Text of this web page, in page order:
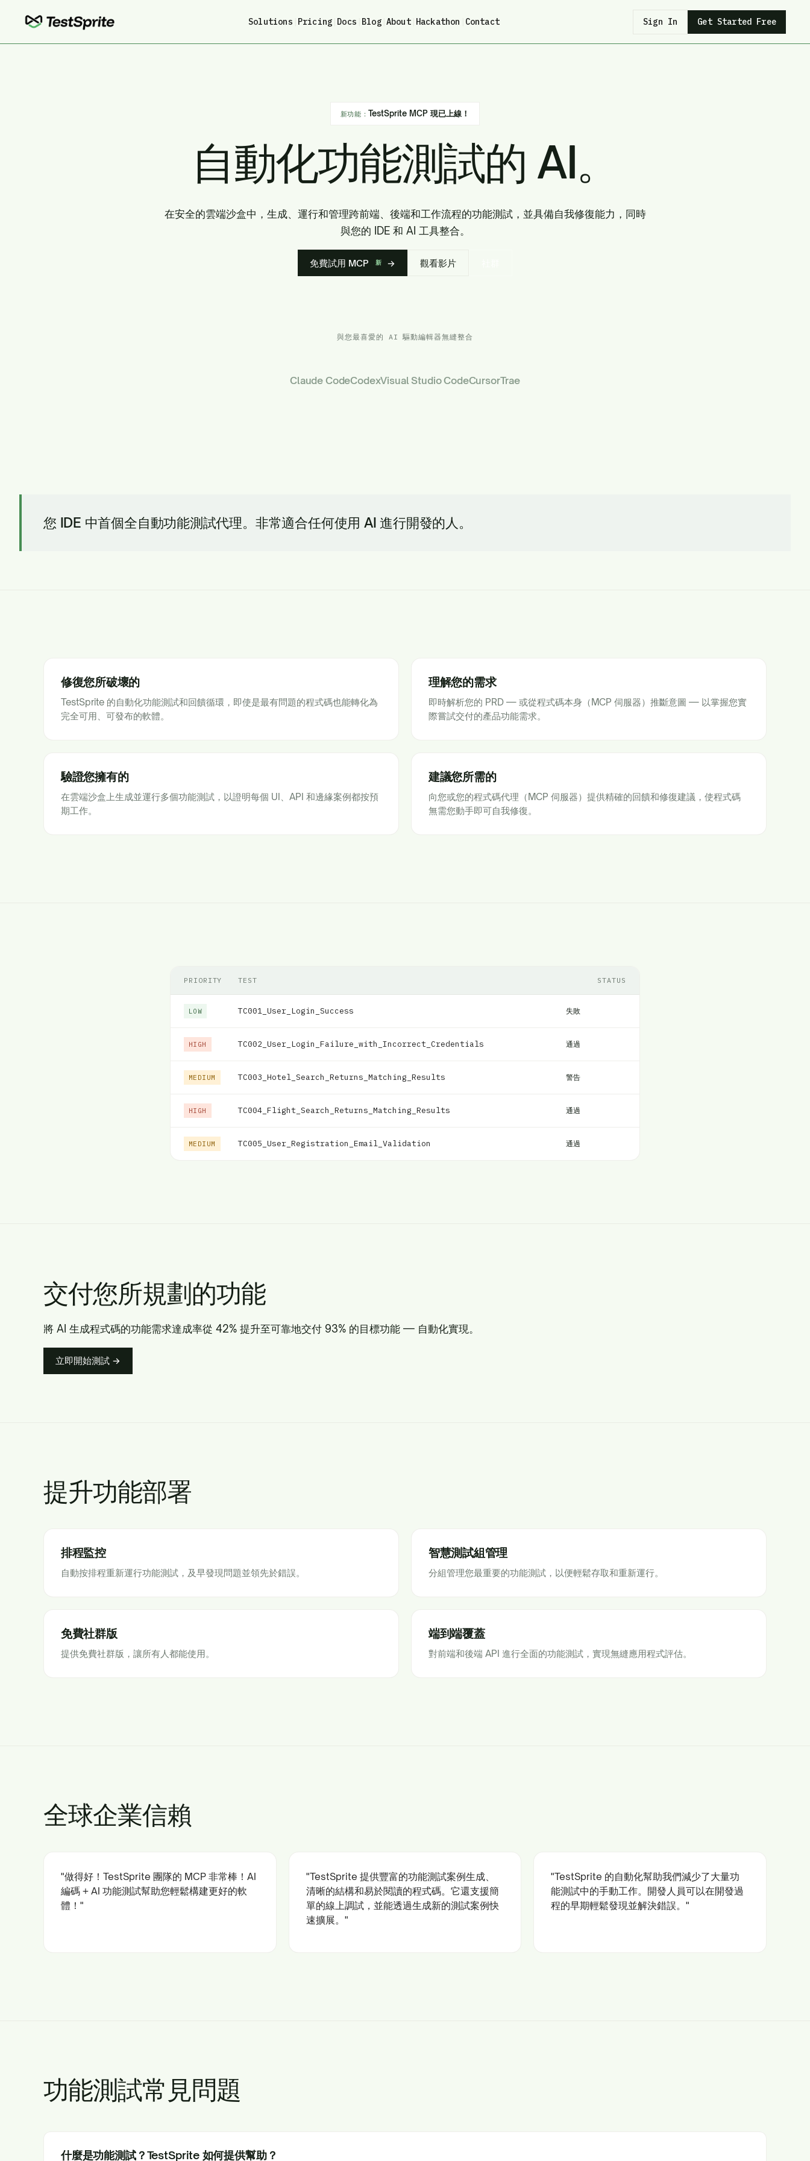
Solutions Pricing Docs Blog| About| Hackathon Contact Sign In Get Started Free
新功能：TestSprite MCP 現已上線！
自動化功能測試的 AI。
在安全的雲端沙盒中，生成、運行和管理跨前端、後端和工作流程的功能測試，並具備自我修復能力，同時
與您的 IDE 和 AI 工具整合。
免費試用 MCP 新 → 觀看影片
與您最喜愛的 AI 驅動編輯器無縫整合
Claude CodeCodexVisual Studio CodeCursorTrae
您 IDE 中首個全自動功能測試代理。非常適合任何使用 AI 進行開發的人。
修復您所破壞的
TestSprite 的自動化功能測試和回饋循環，即使是最有問題的程式碼也能轉化為
完全可用、可發布的軟體。
理解您的需求
即時解析您的 PRD — 或從程式碼本身（MCP 伺服器）推斷意圖 — 以掌握您實
際嘗試交付的產品功能需求。
驗證您擁有的
在雲端沙盒上生成並運行多個功能測試，以證明每個 UI、API 和邊緣案例都按預
期工作。
建議您所需的
向您或您的程式碼代理（MCP 伺服器）提供精確的回饋和修復建議，使程式碼
無需您動手即可自我修復。
PRIORITY TEST STATUS
LOW TC001_User_Login_Success 失敗
HIGH TC002_User_Login_Failure_with_Incorrect_Credentials 通過
MEDIUM TC003_Hotel_Search_Returns_Matching_Results 警告
HIGH TC004_Flight_Search_Returns_Matching_Results 通過
MEDIUM TC005_User_Registration_Email_Validation 通過
交付您所規劃的功能
將 AI 生成程式碼的功能需求達成率從 42% 提升至可靠地交付 93% 的目標功能 — 自動化實現。
立即開始測試 →
提升功能部署
排程監控
自動按排程重新運行功能測試，及早發現問題並領先於錯誤。
智慧測試組管理
分組管理您最重要的功能測試，以便輕鬆存取和重新運行。
免費社群版
提供免費社群版，讓所有人都能使用。
端到端覆蓋
對前端和後端 API 進行全面的功能測試，實現無縫應用程式評估。
全球企業信賴
"做得好！TestSprite 團隊的 MCP 非常棒！AI
編碼 + AI 功能測試幫助您輕鬆構建更好的軟
體！"
"TestSprite 提供豐富的功能測試案例生成、
清晰的結構和易於閱讀的程式碼。它還支援簡
單的線上調試，並能透過生成新的測試案例快
速擴展。"
"TestSprite 的自動化幫助我們減少了大量功
能測試中的手動工作。開發人員可以在開發過
程的早期輕鬆發現並解決錯誤。"
功能測試常見問題
什麼是功能測試？TestSprite 如何提供幫助？